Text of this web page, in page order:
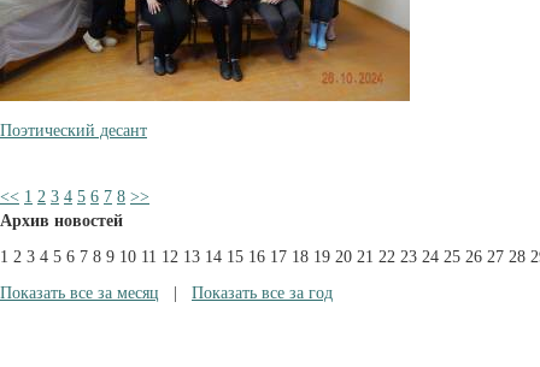
Поэтический десант
<< 1 2 3 4 5 6 7 8 >>
Архив новостей
1 2 3 4 5 6 7 8 9 10 11 12 13 14 15 16 17 18 19 20 21 22 23 24 25 26 27 28
Показать все за месяц
Показать все за год